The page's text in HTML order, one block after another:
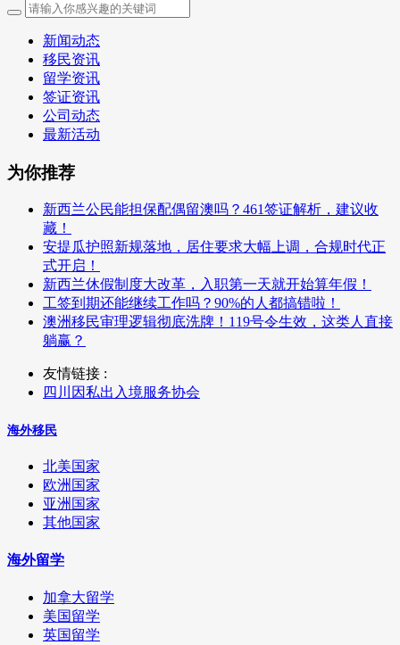
新闻动态
移民资讯
留学资讯
签证资讯
公司动态
最新活动
为你推荐
新西兰公民能担保配偶留澳吗？461签证解析，建议收
藏！
安提瓜护照新规落地，居住要求大幅上调，合规时代正
式开启！
新西兰休假制度大改革，入职第一天就开始算年假！
工签到期还能继续工作吗？90%的人都搞错啦！
澳洲移民审理逻辑彻底洗牌！119号令生效，这类人直接
躺赢？
友情链接 :
四川因私出入境服务协会
海外移民
北美国家
欧洲国家
亚洲国家
其他国家
海外留学
加拿大留学
美国留学
英国留学